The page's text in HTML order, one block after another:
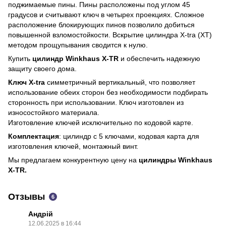
поджимаемые пины. Пины расположены под углом 45
градусов и считывают ключ в четырех проекциях. Сложное
расположение блокирующих пинов позволило добиться
повышенной взломостойкости. Вскрытие цилиндра X-tra (XT)
методом прощупывания сводится к нулю.
Купить цилиндр Winkhaus X-TR и обеспечить надежную
защиту своего дома.
Ключ X-tra симметричный вертикальный, что позволяет
использование обеих сторон без необходимости подбирать
сторонность при использовании. Ключ изготовлен из
износостойкого материала.
Изготовление ключей исключительно по кодовой карте.
Комплектация: цилиндр с 5 ключами, кодовая карта для
изготовления ключей, монтажный винт.
Мы предлагаем конкурентную цену на цилиндры Winkhaus
X-TR.
Отзывы 6
Андрій
12.06.2025 в 16:44